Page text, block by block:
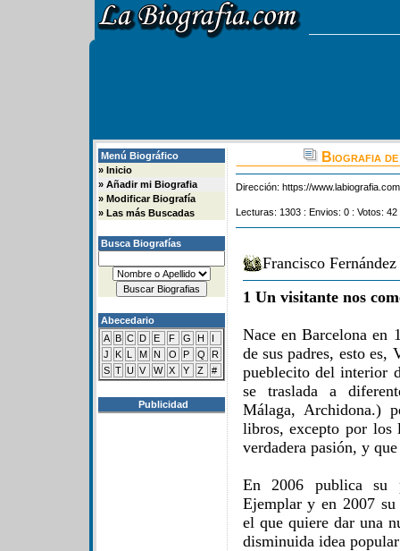
Menú Biográfico
» Inicio
» Añadir mi Biografia
» Modificar Biografía
» Las más Buscadas
Busca Biografías
Abecedario
A B C D E F G H
I
J
K L M N O P Q
R
S T U V W X Y Z #
Publicidad
Biografia
Dirección: https://
Lecturas: 1303 : Envios: 0 : Votos:
Francisco
1 Un visitante nos
Nace en Barcelona en
de sus padres, esto es,
pueblecito del interior
se traslada a
Málaga, Archidona.)
libros, excepto por los
verdadera pasión, y
En 2006 publica su
Ejemplar y en 2007
el que quiere dar una
disminuida idea